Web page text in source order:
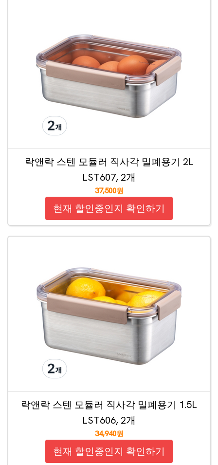
락앤락 스텐 모듈러 직사각 밀폐용기 2L
LST607, 2개
37,500원
현재 할인중인지 확인하기
락앤락 스텐 모듈러 직사각 밀폐용기 1.5L
LST606, 2개
34,940원
현재 할인중인지 확인하기